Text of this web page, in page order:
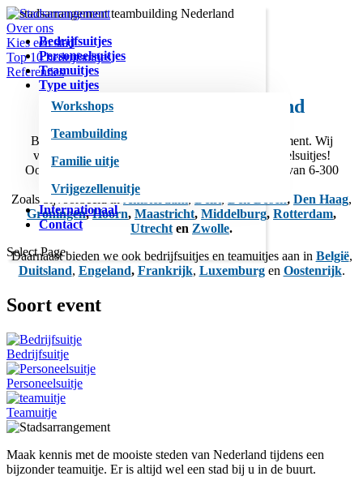
Bedrijfsuitjes
Personeelsuitjes
Teamuitjes
Type uitjes
Workshops
Teambuilding
Familie uitje
Vrijgezellenuitje
Internationaal
Contact
Select Page
Over ons
Kies een stad
Top 10 bedrijfsuitjes
Referenties
Stadsarrangement Nederland
Beleef een geweldig bedrijfsuitje bij Stadsarrangement. Wij
verzorgen in meer dan 100 steden unieke personeelsuitjes!
Ook voor arrangementen op maat en voor groepen van 6-300
Zoals bijvoorbeeld inAmsterdam Den Bosch, Den Haag,
Groningen,Hoorn, Maastricht, Middelburg, Rotterdam,
Utrecht en Zwolle.
Daarnaast bieden we ook bedrijfsuitjes en teamuitjes aan in België,
Duitsland, Engeland, Frankrijk, Luxemburgen Oostenrijk.
Soort event
Bedrijfsuitje
Personeelsuitje
Teamuitje
Maak kennis met de mooiste steden van Nederland tijdens een
bijzonder teamuitje. Er is altijd wel een stad bij u in de buurt.